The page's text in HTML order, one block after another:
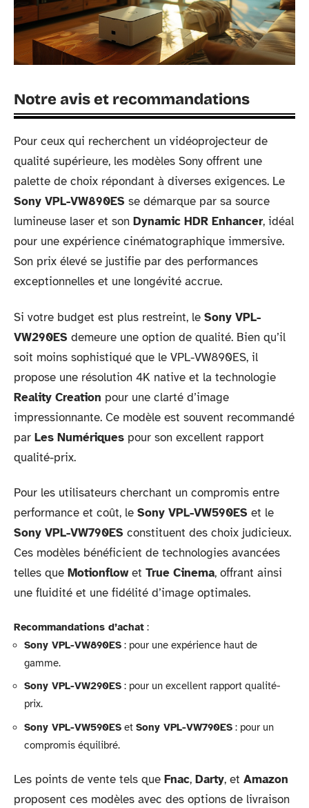
Notre avis et recommandations
Pour ceux qui recherchent un vidéoprojecteur de
qualité supérieure, les modèles Sony offrent une
palette de choix répondant à diverses exigences. Le
Sony VPL-VW890ES se démarque par sa source
lumineuse laser et son Dynamic HDR Enhancer, idéal
pour une expérience cinématographique immersive.
Son prix élevé se justifie par des performances
exceptionnelles et une longévité accrue.
Si votre budget est plus restreint, le Sony VPL-
VW290ES demeure une option de qualité. Bien qu’il
soit moins sophistiqué que le VPL-VW890ES, il
propose une résolution 4K native et la technologie
Reality Creation pour une clarté d’image
impressionnante. Ce modèle est souvent recommandé
par Les Numériques pour son excellent rapport
qualité-prix.
Pour les utilisateurs cherchant un compromis entre
performance et coût, le Sony VPL-VW590ES et le
Sony VPL-VW790ES constituent des choix judicieux.
Ces modèles bénéficient de technologies avancées
telles que Motionflowet True Cinema, offrant ainsi
une fluidité et une fidélité d’image optimales.
Recommandations d’achat :
Sony VPL-VW890ES : pour une expérience haut de
gamme.
Sony VPL-VW290ES : pour un excellent rapport qualité-
prix.
Sony VPL-VW590ES et Sony VPL-VW790ES : pour un
compromis équilibré.
Les points de vente tels que Fnac, Darty, et Amazon
proposent ces modèles avec des options de livraison